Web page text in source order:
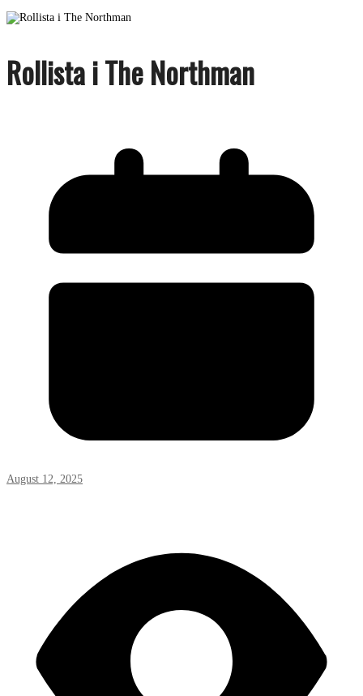
Rollista i The Northman
August 12, 2025